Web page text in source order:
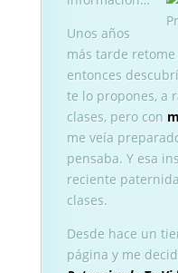
Unos años
más tarde
entonces
te lo propones, a
clases, pero con
me veía
pensaba. Y esa
reciente
clases.
Desde hace un
página y me